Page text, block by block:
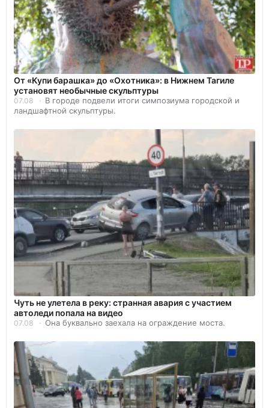
От «Купи барашка» до «Охотника»: в Нижнем Тагиле
установят необычные скульптуры
07.08
В городе подвели итоги симпозиума городской и
ландшафтной скульптуры.
Чуть не улетела в реку: странная авария с участием
автоледи попала на видео
07.08 Она буквально заехала на ограждение моста.